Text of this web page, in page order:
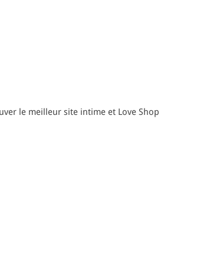
le meilleur site intime et Love Shop